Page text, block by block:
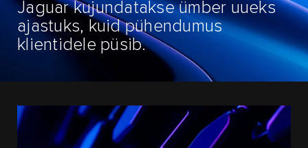
Jaguar kujundatakse ümber uueks
ajastuks, kuid pühendumus
klientidele püsib.